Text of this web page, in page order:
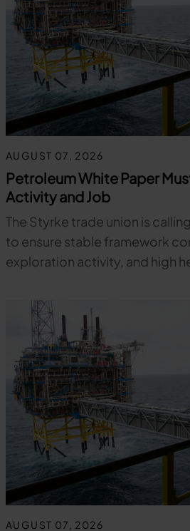
AUGUST 07, 2026
Petroleum White Paper
Activity and Job
The Styrke trade union is
to ensure stable framework
exploration activity, and high
AUGUST 07, 2026